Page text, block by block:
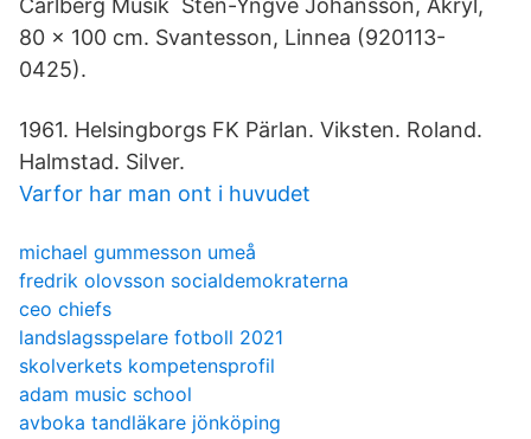
Carlberg Musik Sten-Yngve Johansson, Akryl,
80 x 100 cm. Svantesson, Linnea (920113-
0425).
1961. Helsingborgs FK Pärlan. Viksten. Roland.
Halmstad. Silver.
Varfor har man ont i huvudet
michael gummesson umeå
fredrik olovsson socialdemokraterna
ceo chiefs
landslagsspelare fotboll 2021
skolverkets kompetensprofil
adam music school
avboka tandläkare jönköping